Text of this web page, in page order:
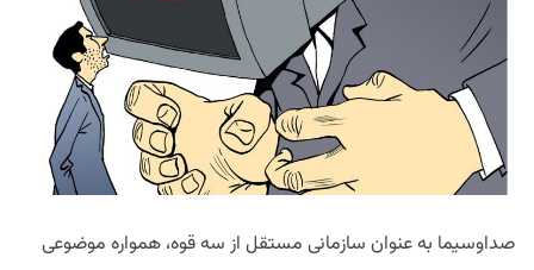
صداوسیما به عنوان سازمانی مستقل از سه قوه، همواره موضوعی